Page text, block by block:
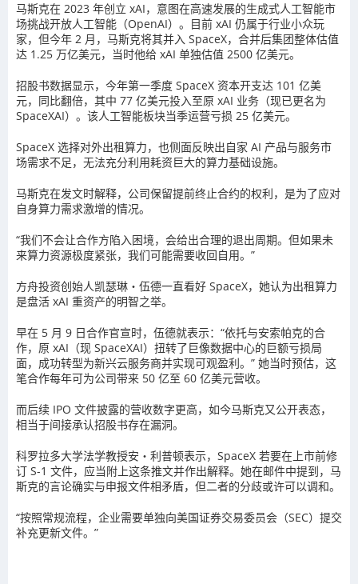
马斯克在 2023 年创立 xAI，意图在高速发展的生成式人工智能市
场挑战开放人工智能（OpenAI）。目前 xAI 仍属于行业小众玩
家，但今年 2 月，马斯克将其并入 SpaceX，合并后集团整体估值
达 1.25 万亿美元，当时他给 xAI 单独估值 2500 亿美元。
招股书数据显示，今年第一季度 SpaceX 资本开支达 101 亿美
元，同比翻倍，其中 77 亿美元投入至原 xAI 业务（现已更名为
SpaceXAI）。该人工智能板块当季运营亏损 25 亿美元。
SpaceX 选择对外出租算力，也侧面反映出自家 AI 产品与服务市
场需求不足，无法充分利用耗资巨大的算力基础设施。
马斯克在发文时解释，公司保留提前终止合约的权利，是为了应对
自身算力需求激增的情况。
“我们不会让合作方陷入困境，会给出合理的退出周期。但如果未
来算力资源极度紧张，我们可能需要收回自用。”
方舟投资创始人凯瑟琳・伍德一直看好 SpaceX，她认为出租算力
是盘活 xAI 重资产的明智之举。
早在 5 月 9 日合作官宣时，伍德就表示：“依托与安索帕克的合
作，原 xAI（现 SpaceXAI）扭转了巨像数据中心的巨额亏损局
面，成功转型为新兴云服务商并实现可观盈利。” 她当时预估，这
笔合作每年可为公司带来 50 亿至 60 亿美元营收。
而后续 IPO 文件披露的营收数字更高，如今马斯克又公开表态，
相当于间接承认招股书存在漏洞。
科罗拉多大学法学教授安・利普顿表示，SpaceX 若要在上市前修
订 S-1 文件，应当附上这条推文并作出解释。她在邮件中提到，马
斯克的言论确实与申报文件相矛盾，但二者的分歧或许可以调和。
“按照常规流程，企业需要单独向美国证券交易委员会（SEC）提交
补充更新文件。”